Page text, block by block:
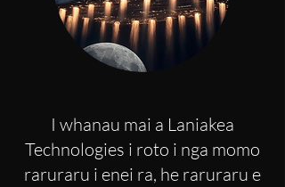
I whanau mai a Laniakea
Technologies i roto i nga momo
raruraru i enei ra, he raruraru e